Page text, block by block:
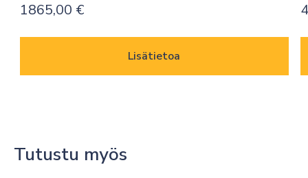
1865,00 €
Lisätietoa
Tutustu myös